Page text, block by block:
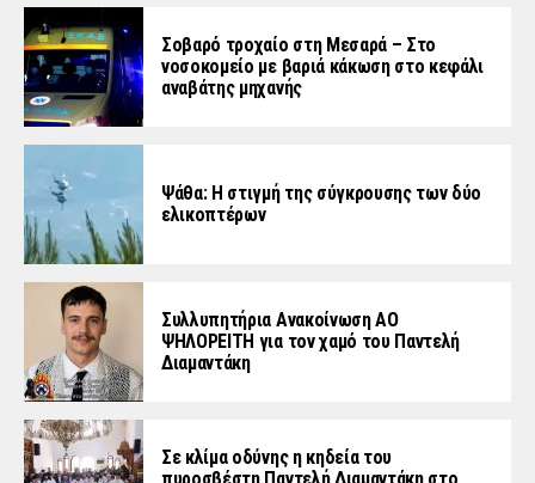
Σοβαρό τροχαίο στη Μεσαρά – Στο
νοσοκομείο με βαριά κάκωση στο κεφάλι
αναβάτης μηχανής
Ψάθα: Η στιγμή της σύγκρουσης των δύο
ελικοπτέρων
Συλλυπητήρια Ανακοίνωση ΑΟ
ΨΗΛΟΡΕΙΤΗ για τον χαμό του Παντελή
Διαμαντάκη
Σε κλίμα οδύνης η κηδεία του